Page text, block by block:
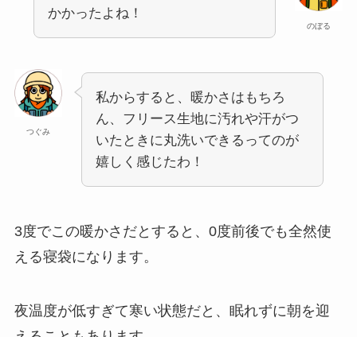
のぼる
かかったよね！
つぐみ
私からすると、暖かさはもちろ
ん、フリース生地に汚れや汗がつ
いたときに丸洗いできるってのが
嬉しく感じたわ！
3度でこの暖かさだとすると、0度前後でも全然使
える寝袋になります。
夜温度が低すぎて寒い状態だと、眠れずに朝を迎